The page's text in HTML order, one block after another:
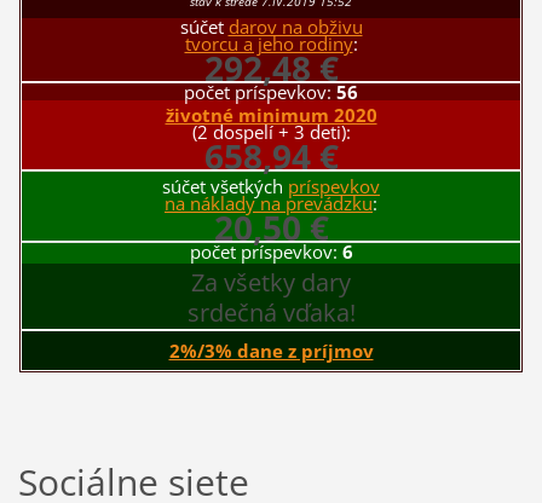
súčetdarov na obživu
tvorcu a jeho rodiny:
292,48 €
počet príspevkov:56
životné minimum 2020
(2 dospelí + 3 deti):
658,94 €
súčet všetkých príspevkov
na náklady na prevádzku:
20,50 €
počet príspevkov:6
Za všetky dary
srdečná vďaka!
2%/3% dane z príjmov
Sociálne siete